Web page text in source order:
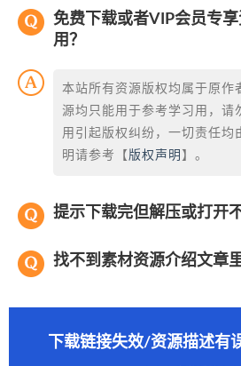
免费下载或者VIP会员专
用？
本站所有资源版权均属于原作
源均只能用于参考学习用，请
用引起版权纠纷，一切责任均
明请参考【 版权声明 】。
提示下载完但解压或打开不
找不到素材资源介绍文章
下载链接失效/资源描述有